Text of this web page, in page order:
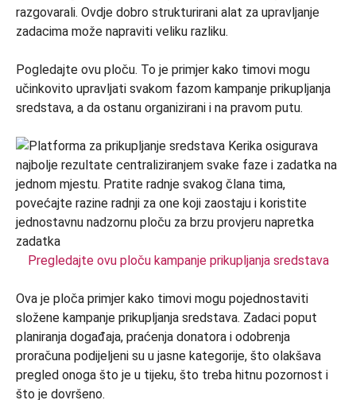
razgovarali. Ovdje dobro strukturirani alat za upravljanje
zadacima može napraviti veliku razliku.
Pogledajte ovu ploču. To je primjer kako timovi mogu
učinkovito upravljati svakom fazom kampanje prikupljanja
sredstava, a da ostanu organizirani i na pravom putu.
Pregledajte ovu ploču kampanje prikupljanja sredstava
Ova je ploča primjer kako timovi mogu pojednostaviti
složene kampanje prikupljanja sredstava. Zadaci poput
planiranja događaja, praćenja donatora i odobrenja
proračuna podijeljeni su u jasne kategorije, što olakšava
pregled onoga što je u tijeku, što treba hitnu pozornost i
što je dovršeno.